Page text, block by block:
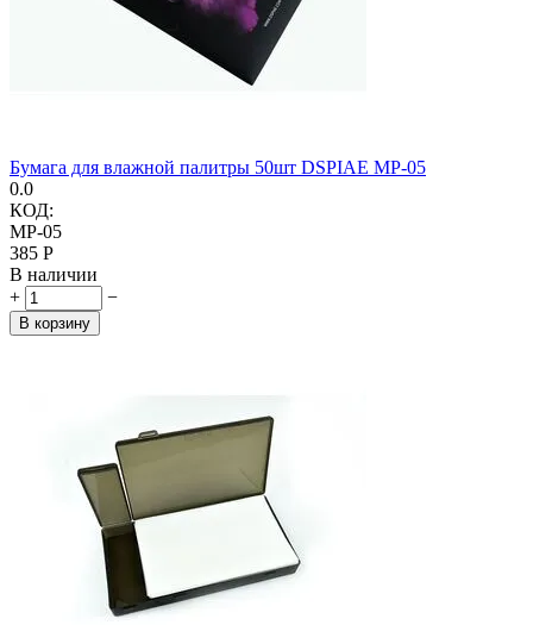
Бумага для влажной палитры 50шт DSPIAE MP-05
0.0
КОД:
MP-05
‍385‍ Р
В наличии
+
−
В корзину